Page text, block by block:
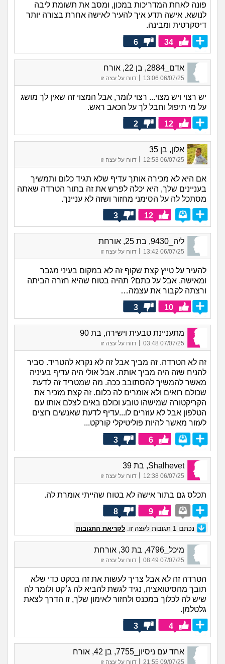
פונה לאחת המדריכות במכון, ומסב את תשומת ליבה
לנושא. אישה תדע איך להעיר לאישה אחרת בצורה יותר
דיסקרטית ומבינה.
34
6
אדם_2884, בן 22, אורח
06/07/25 13:06
| דווח על עצה זו
יש רצוי ויש מצוי... רצוי לומר, אבל המצוי זה שאין לך מושג
על מי תיפול וחבל לך על הכאב ראש.
12
2
אלון, בן 35
06/07/25 12:53
| דווח על עצה זו
אם היא לא מכירה אותך עדיף שלא תגיד כלום ותמשיך
בעניינים שלך, היא יכלה לפרש את זה בתור הטרדה שאתה
מסתכל לה על הסימני מחזור ושזה לא עניינך.
12
3
ליה_9430, בת 25, אורחת
06/07/25 13:42 דווח על עצה זו
להעיר על טייץ קצת שקוף זה לא במקום בעיני מגבר
ומאישה, אבל על כתם? תהיה בטוח שהיא חזרה הביתה
ורצתה לקבור את עצמה…
10
3
מתעניינת טבעית וישירה, בת 90
07/07/25 03:48 דווח על עצה זו
זה לא הטרדה. זה מביך אבל זה לא נקרא להטריד. סביר
להניח שזה היה מביך אותה. אבל אולי היה עדיף בעיניה
מאשר להמשיך להסתובב ככה. מה שמטריד זה לדעת
שכולם רואים ולא אומרים לה כלום. זה קצת מזכיר את
הקריקטורה שמישהו טובע וכולם באים לצלם אותו עם
הטלפון אבל לא עוזרים לו...עדיף לדעת שאנשים רוצים
לעזור מאשר להיות פוליטיקלי קורקט...
6
3
Shalhevet, בת 39
06/07/25 12:38
| דווח על עצה זו
תכלס גם בתור אישה לא בטוח שהייתי אומרת לה.
9
8
נכתבו 1 תגובות לעצה זו. לקריאת התגובות
מיכל_4796, בת 30, אורחת
07/07/25 08:49
| דווח על עצה זו
הטרדה זה לא אבל צריך לעשות את זה בטקט כדי שלא
תובך מהסיטואציה, נגיד לגשת להביא לה ג׳קט ולומר לה
שיש לה לכלוך במכנס ולחזור לאימון שלך, זו הדרך לצאת
גלטלמן.
4
3
אחד עם ניסיון_7755, בן 42, אורח
09/07/25 21:55 דווח על עצה זו